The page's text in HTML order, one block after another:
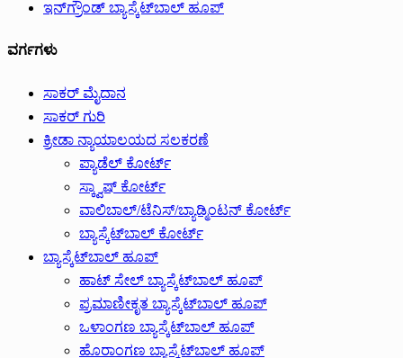
ಇನ್‌ಗ್ರೌಂಡ್ ಬ್ಯಾಸ್ಕೆಟ್‌ಬಾಲ್ ಹೂಪ್
ವರ್ಗಗಳು
ಸಾಕರ್ ಮೈದಾನ
ಸಾಕರ್ ಗುರಿ
ಕ್ರೀಡಾ ನ್ಯಾಯಾಲಯದ ಸಲಕರಣೆ
ಪ್ಯಾಡೆಲ್ ಕೋರ್ಟ್
ಸ್ಕ್ವಾಷ್ ಕೋರ್ಟ್
ವಾಲಿಬಾಲ್/ಟೆನಿಸ್/ಬ್ಯಾಡ್ಮಿಂಟನ್ ಕೋರ್ಟ್
ಬ್ಯಾಸ್ಕೆಟ್‌ಬಾಲ್ ಕೋರ್ಟ್
ಬ್ಯಾಸ್ಕೆಟ್‌ಬಾಲ್ ಹೂಪ್
ಹಾಟ್ ಸೇಲ್ ಬ್ಯಾಸ್ಕೆಟ್‌ಬಾಲ್ ಹೂಪ್
ಪ್ರಮಾಣೀಕೃತ ಬ್ಯಾಸ್ಕೆಟ್‌ಬಾಲ್ ಹೂಪ್
ಒಳಾಂಗಣ ಬ್ಯಾಸ್ಕೆಟ್‌ಬಾಲ್ ಹೂಪ್
ಹೊರಾಂಗಣ ಬ್ಯಾಸ್ಕೆಟ್‌ಬಾಲ್ ಹೂಪ್